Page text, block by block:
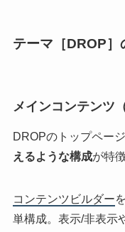
テーマ［DROP］
メインコンテンツ
DROPのトップペー
えるような構成が特
コンテンツビルダー
単構成。表示/非表示